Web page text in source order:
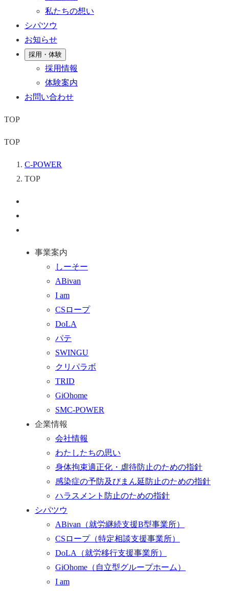
私たちの想い
シパツウ
お知らせ
採用・体験
採用情報
体験案内
お問い合わせ
TOP
TOP
C-POWER
TOP
事業案内
しーそー
ABivan
I am
CSロープ
DoLA
パテ
SWINGU
クリパラボ
TRID
GiOhome
SMC-POWER
企業情報
会社情報
わたしたちの思い
身体拘束適正化・虐待防止のための指針
感染症の予防及びまん延防止のための指針
ハラスメント防止のための指針
シパツウ
ABivan （就労継続支援B型事業所）
CSロープ（特定相談支援事業所）
DoLA
（就労移行支援事業所）
GiOhome （自立型グループホーム）
I am